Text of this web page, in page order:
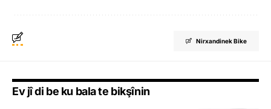
Nirxandinek Bike
Ev jî di be ku bala te bikşînin